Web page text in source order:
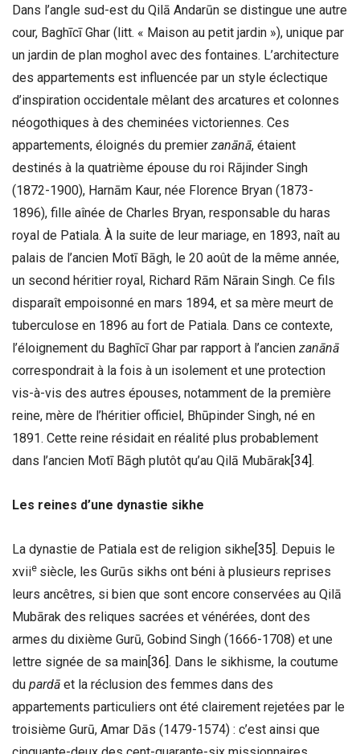
Dans l’angle sud-est du Qilā Andarūn se distingue une autre
cour, Baghīcī Ghar (litt. « Maison au petit jardin »), unique par
un jardin de plan moghol avec des fontaines. L’architecture
des appartements est influencée par un style éclectique
d’inspiration occidentale mêlant des arcatures et colonnes
néogothiques à des cheminées victoriennes. Ces
appartements, éloignés du premier zanānā, étaient
destinés à la quatrième épouse du roi Rājinder Singh
(1872-1900), Harnām Kaur, née Florence Bryan (1873-
1896), fille aînée de Charles Bryan, responsable du haras
royal de Patiala. À la suite de leur mariage, en 1893, naît au
palais de l’ancien Motī Bāgh, le 20 août de la même année,
un second héritier royal, Richard Rām Nārain Singh. Ce fils
disparaît empoisonné en mars 1894, et sa mère meurt de
tuberculose en 1896 au fort de Patiala. Dans ce contexte,
l’éloignement du Baghīcī Ghar par rapport à l’ancien zanānā
correspondrait à la fois à un isolement et une protection
vis-à-vis des autres épouses, notamment de la première
reine, mère de l’héritier officiel, Bhūpinder Singh, né en
1891. Cette reine résidait en réalité plus probablement
dans l’ancien Motī Bāgh plutôt qu’au Qilā Mubārak[34].
Les reines d’une dynastie sikhe
La dynastie de Patiala est de religion sikhe [35] . Depuis le
xviie siècle, les Gurūs sikhs ont béni à plusieurs reprises
leurs ancêtres, si bien que sont encore conservées au Qilā
Mubārak des reliques sacrées et vénérées, dont des
armes du dixième Gurū, Gobind Singh (1666-1708) et une
lettre signée de sa main [36] . Dans le sikhisme, la coutume
du pardā et la réclusion des femmes dans des
appartements particuliers ont été clairement rejetées par le
troisième Gurū, Amar Dās (1479-1574) : c’est ainsi que